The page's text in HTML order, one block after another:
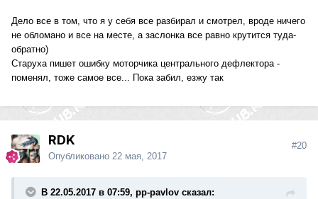
Дело все в том, что я у себя все разбирал и смотрел, вроде ничего
не обломано и все на месте, а заслонка все равно крутится туда-
обратно)
Старуха пишет ошибку моторчика центрального дефлектора -
поменял, тоже самое все... Пока забил, езжу так
RDK
Опубликовано 22 мая, 2017
#20
В 22.05.2017 в 07:59, pp-pavlov сказал: